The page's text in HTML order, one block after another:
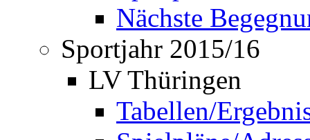
Nächste
Sportjahr 2015/16
LV Thüringen
Tabellen/